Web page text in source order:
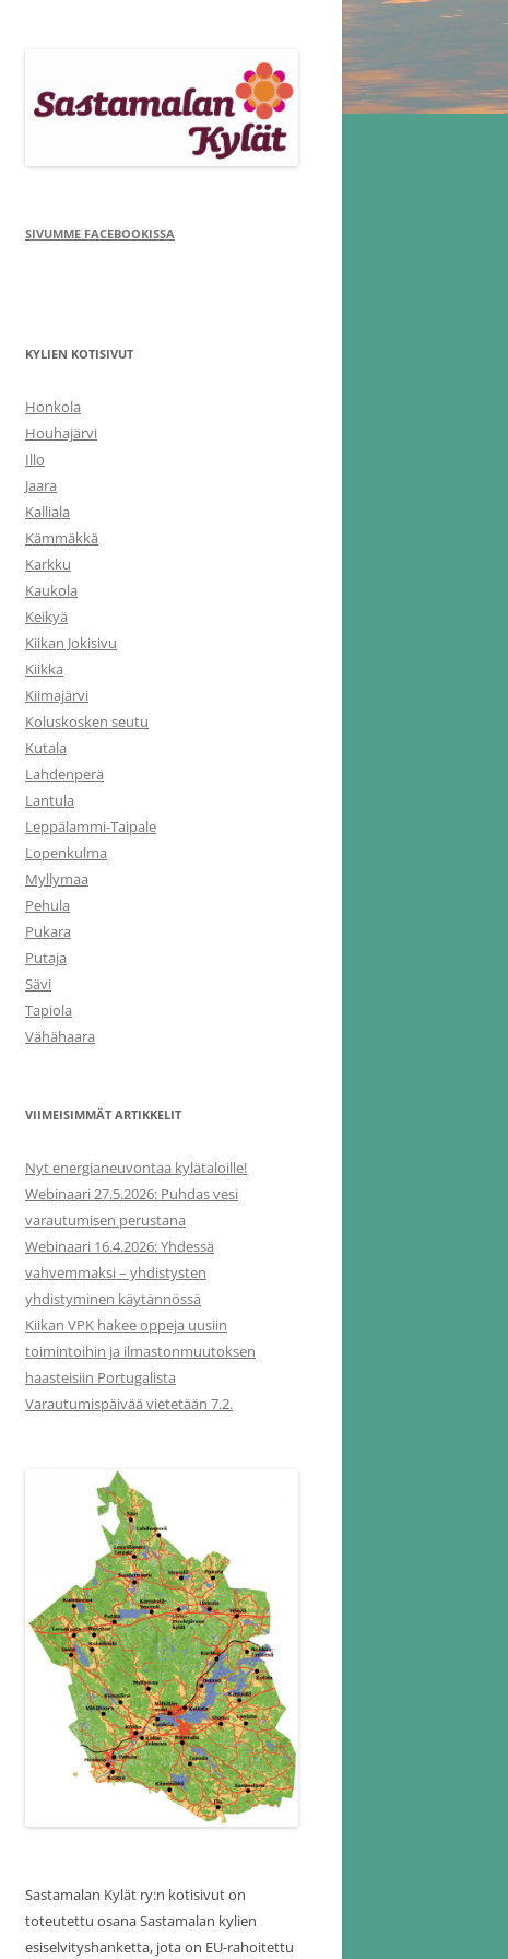
SIVUMME FACEBOOKISSA
KYLIEN KOTISIVUT
Honkola
Houhajärvi
Illo
Jaara
Kalliala
Kämmäkkä
Karkku
Kaukola
Keikyä
Kiikan Jokisivu
Kiikka
Kiimajärvi
Koluskosken seutu
Kutala
Lahdenperä
Lantula
Leppälammi-Taipale
Lopenkulma
Myllymaa
Pehula
Pukara
Putaja
Sävi
Tapiola
Vähähaara
VIIMEISIMMÄT ARTIKKELIT
Nyt energianeuvontaa kylätaloille!
Webinaari 27.5.2026: Puhdas vesi
varautumisen perustana
Webinaari 16.4.2026: Yhdessä
vahvemmaksi – yhdistysten
yhdistyminen käytännössä
Kiikan VPK hakee oppeja uusiin
toimintoihin ja ilmastonmuutoksen
haasteisiin Portugalista
Varautumispäivää vietetään 7.2.
Sastamalan Kylät ry:n kotisivut on
toteutettu osana Sastamalan kylien
esiselvityshanketta, jota on EU-rahoitettu